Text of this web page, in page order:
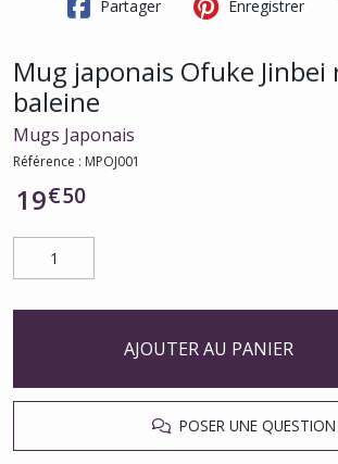
Partager Enregistrer
Mug japonais Ofuke Jinbei
baleine
Mugs Japonais
Référence : MPOJ001
19€50
AJOUTER AU PANIER
POSER UNE QUESTION